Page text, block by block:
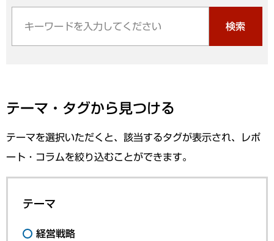
検索
テーマ・タグから見つける
テーマを選択いただくと、該当するタグが表示され、レポ
ート・コラムを絞り込むことができます。
テーマ
経営戦略